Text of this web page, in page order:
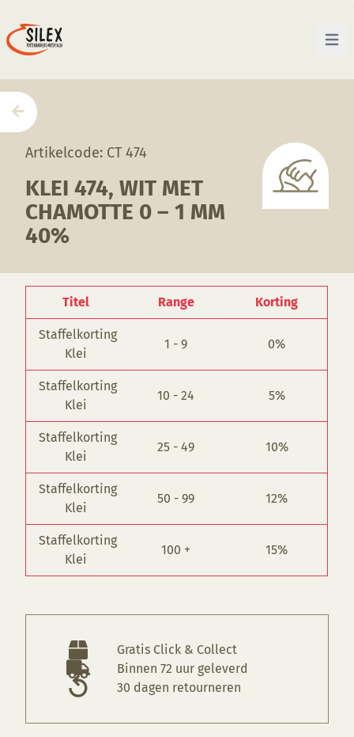
Open
Artikelcode: CT 474
KLEI 474, WIT MET
CHAMOTTE 0 – 1 MM
40%
Titel Range Korting
Staffelkorting
Klei
1 - 9 0%
Staffelkorting
Klei
10 - 24 5%
Staffelkorting
Klei
25 - 49 10%
Staffelkorting
Klei
50 - 99 12%
Staffelkorting
Klei
100 + 15%
Gratis Click & Collect
Binnen 72 uur geleverd
30 dagen retourneren